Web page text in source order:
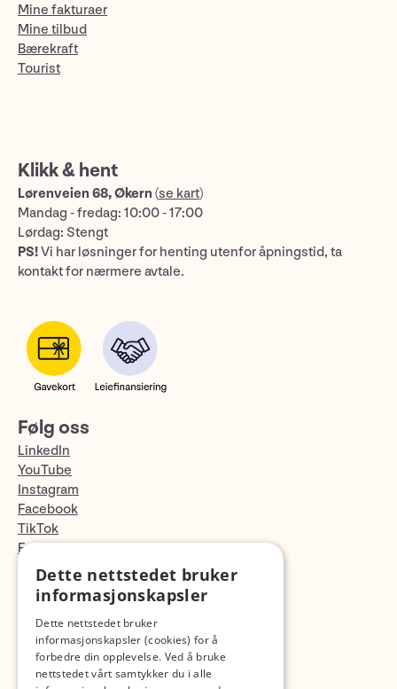
Mine fakturaer
Mine tilbud
Bærekraft
Tourist
Klikk & hent
Lørenveien 68, Økern (se kart)
Mandag - fredag: 10:00 - 17:00
Lørdag: Stengt
PS!Vi har løsninger for henting utenfor åpningstid, ta
kontakt for nærmere avtale.
Følg oss
LinkedIn
YouTube
Instagram
Facebook
TikTok
Fotopodden
Med forbehold om skrive- og lagerfeil
Dette nettstedet bruker
informasjonskapsler
Dette nettstedet bruker
informasjonskapsler (cookies) for å
forbedre din opplevelse. Ved å bruke
nettstedet vårt samtykker du i alle